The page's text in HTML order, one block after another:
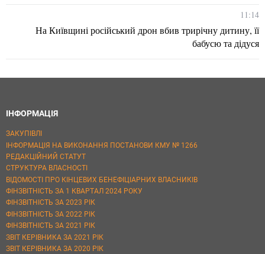
11:14
На Київщині російський дрон вбив трирічну дитину, її
бабусю та дідуся
ІНФОРМАЦІЯ
ЗАКУПІВЛІ
ІНФОРМАЦІЯ НА ВИКОНАННЯ ПОСТАНОВИ КМУ № 1266
РЕДАКЦІЙНИЙ СТАТУТ
СТРУКТУРА ВЛАСНОСТІ
ВІДОМОСТІ ПРО КІНЦЕВИХ БЕНЕФІЦІАРНИХ ВЛАСНИКІВ
ФІНЗВІТНІСТЬ ЗА 1 КВАРТАЛ 2024 РОКУ
ФІНЗВІТНІСТЬ ЗА 2023 РІК
ФІНЗВІТНІСТЬ ЗА 2022 РІК
ФІНЗВІТНІСТЬ ЗА 2021 РІК
ЗВІТ КЕРІВНИКА ЗА 2021 РІК
ЗВІТ КЕРІВНИКА ЗА 2020 РІК